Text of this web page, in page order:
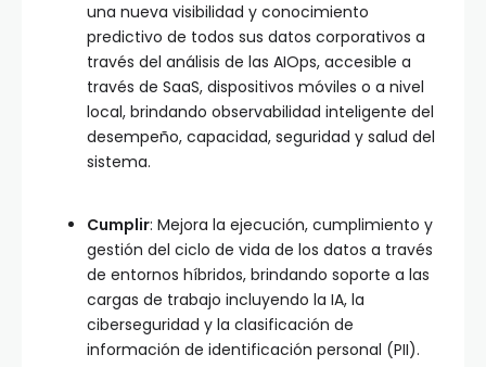
una nueva visibilidad y conocimiento
predictivo de todos sus datos corporativos a
través del análisis de las AIOps, accesible a
través de SaaS, dispositivos móviles o a nivel
local, brindando observabilidad inteligente del
desempeño, capacidad, seguridad y salud del
sistema.
Cumplir: Mejora la ejecución, cumplimiento y
gestión del ciclo de vida de los datos a través
de entornos híbridos, brindando soporte a las
cargas de trabajo incluyendo la IA, la
ciberseguridad y la clasificación de
información de identificación personal (PII).